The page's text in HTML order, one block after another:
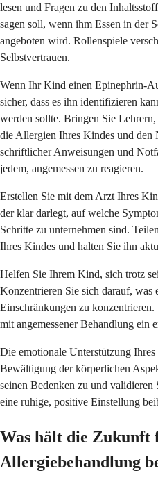
lesen und Fragen zu den
sagen soll, wenn ihm Essen in der
angeboten wird. Rollenspiele
Selbstvertrauen.
Wenn Ihr Kind einen Epinephrin-
sicher, dass es ihn identifizieren
werden sollte. Bringen Sie
die Allergien Ihres Kindes und
schriftlicher Anweisungen und
jedem, angemessen zu reagieren.
Erstellen Sie mit dem Arzt Ihres
der klar darlegt, auf welche
Schritte zu unternehmen sind.
Ihres Kindes und halten Sie ihn
Helfen Sie Ihrem Kind, sich trotz
Konzentrieren Sie sich darauf, was
Einschränkungen zu
mit angemessener Behandlung ein
Die emotionale Unterstützung
Bewältigung der körperlichen
seinen Bedenken zu und
eine ruhige, positive Einstellung
Was hält die Zukunft
Allergiebehandlung